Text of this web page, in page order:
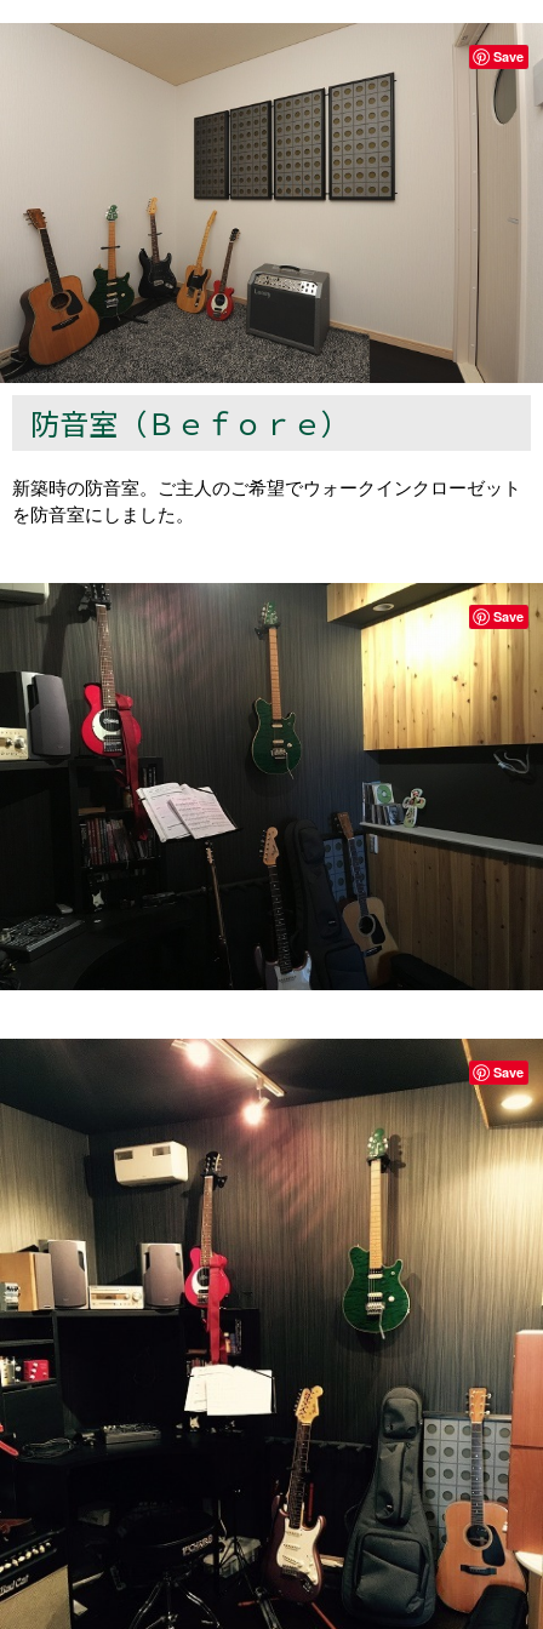
防音室（Ｂｅｆｏｒｅ）
新築時の防音室。ご主人のご希望でウォークインクローゼット
を防音室にしました。
Save
Save
Save